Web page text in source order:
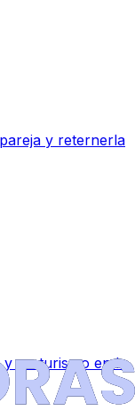
y reternerla
un turismo en la